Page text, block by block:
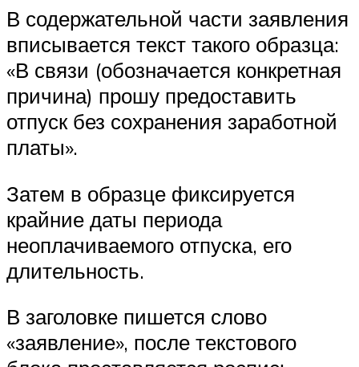
В содержательной части заявления
вписывается текст такого образца:
«В связи (обозначается конкретная
причина) прошу предоставить
отпуск без сохранения заработной
платы».
Затем в образце фиксируется
крайние даты периода
неоплачиваемого отпуска, его
длительность.
В заголовке пишется слово
«заявление», после текстового